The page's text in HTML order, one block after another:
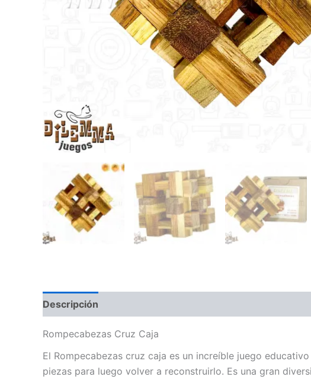
Descripción
Rompecabezas Cruz Caja
El Rompecabezas cruz caja es un increíble juego
piezas para luego volver a reconstruirlo. Es una gran